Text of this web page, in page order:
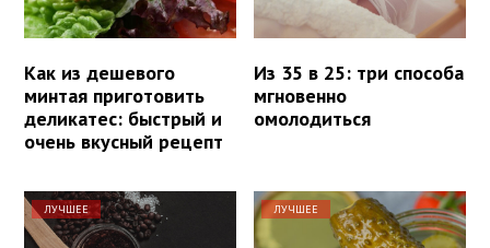
Как из дешевого
минтая приготовить
деликатес: быстрый и
очень вкусный рецепт
Из 35 в 25: три способа
мгновенно
омолодиться
ЛУЧШЕЕ ЛУЧШЕЕ